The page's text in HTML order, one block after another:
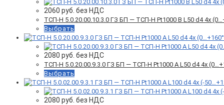
2060 руб. без НДС
ТСП-Н 5.0.20.00.10.3.0 ГЗ БП — ТСП-Н Pt1000 B L50 d4 4x
Выбрать
2080 руб. без НДС
ТСП-Н 5.0.20.00.9.3.0 ГЗ БП — ТСП-Н Pt1000 A L50 d4 4x
Выбрать
2080 руб. без НДС